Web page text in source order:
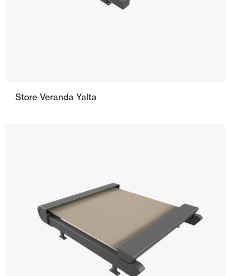
Store Veranda Yalta